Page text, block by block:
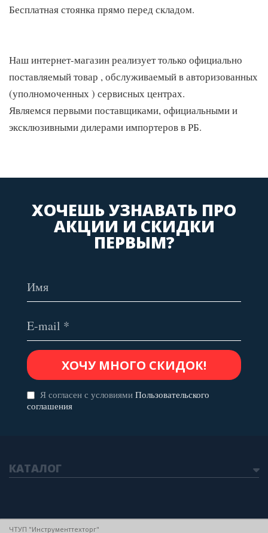
Бесплатная стоянка прямо перед складом.
Наш интернет-магазин реализует только официально
поставляемый товар , обслуживаемый в авторизованных
(уполномоченных ) сервисных центрах.
Являемся первыми поставщиками, официальными и
эксклюзивными дилерами импортеров в РБ.
ХОЧЕШЬ УЗНАВАТЬ ПРО
АКЦИИ И СКИДКИ
ПЕРВЫМ?
Я согласен с условиями Пользовательского
соглашения
КАТАЛОГ
ЧТУП "Инструменттехторг"